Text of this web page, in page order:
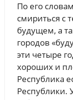
По его
смириться с
будущем, а
городов
эти четыре
хороших и
Республика
Республики.